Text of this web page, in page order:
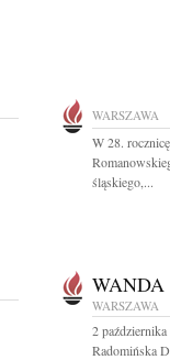
WARSZAWA
W 28.
śląskiego,...
WARSZAWA
2
Radomińska